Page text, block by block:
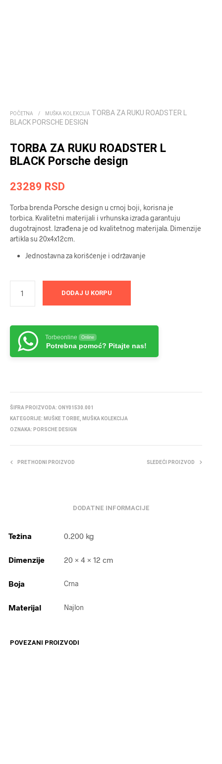
POČETNA / MUŠKA KOLEKCIJA TORBA ZA RUKU ROADSTER L
BLACK PORSCHE DESIGN
TORBA ZA RUKU ROADSTER L
BLACK Porsche design
23289 RSD
Torba brenda Porsche design u crnoj boji, korisna je
torbica. Kvalitetni materijali i vrhunska izrada garantuju
dugotrajnost. Izrađena je od kvalitetnog materijala. Dimenzije
artikla su 20x4x12cm.
Jednostavna za korišćenje i održavanje
DODAJ U KORPU
Torbeonline Online
Potrebna pomoć? Pitajte nas!
ŠIFRA PROIZVODA: ONY01530.001
KATEGORIJE: MUŠKE TORBE
MUŠKA KOLEKCIJA
OZNAKA: PORSCHE DESIGN
PRETHODNI PROIZVOD SLEDEĆI PROIZVOD
DODATNE INFORMACIJE
Težina 0.200 kg
Dimenzije 20 × 4 × 12 cm
Boja Crna
Materijal Najlon
POVEZANI PROIZVODI